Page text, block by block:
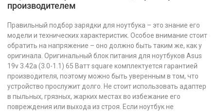
производителем
Правильный подбор зарядки для ноутбука – это знание его
модели и технических характеристик. Особое внимание стоит
обратить на напряжение – оно должно быть таким же, как у
оригинала. Оригинальный блок питания для ноутбуков Asus
19v 3.42a (3.0-1.1) 65 Ватт square комплектуется гарантией
производителя, поэтому можно быть уверенным в том, что
устройство прослужит долго. Не стоит использовать адаптер
в пыльных, грязных, жарких местах во избежание его
повреждения или выхода из строя. Если ноутбук не